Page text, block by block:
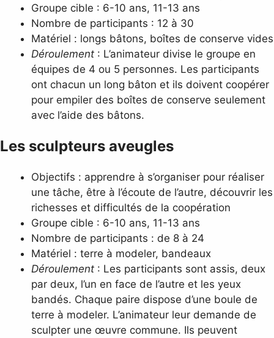
Groupe cible : 6-10 ans, 11-13 ans
Nombre de participants : 12 à 30
Matériel : longs bâtons, boîtes de conserve vides
Déroulement : L’animateur divise le groupe en
équipes de 4 ou 5 personnes. Les participants
ont chacun un long bâton et ils doivent coopérer
pour empiler des boîtes de conserve seulement
avec l’aide des bâtons.
Les sculpteurs aveugles
Objectifs : apprendre à s’organiser pour réaliser
une tâche, être à l’écoute de l’autre, découvrir les
richesses et difficultés de la coopération
Groupe cible : 6-10 ans, 11-13 ans
Nombre de participants : de 8 à 24
Matériel : terre à modeler, bandeaux
Déroulement : Les participants sont assis, deux
par deux, l’un en face de l’autre et les yeux
bandés. Chaque paire dispose d’une boule de
terre à modeler. L’animateur leur demande de
sculpter une œuvre commune. Ils peuvent